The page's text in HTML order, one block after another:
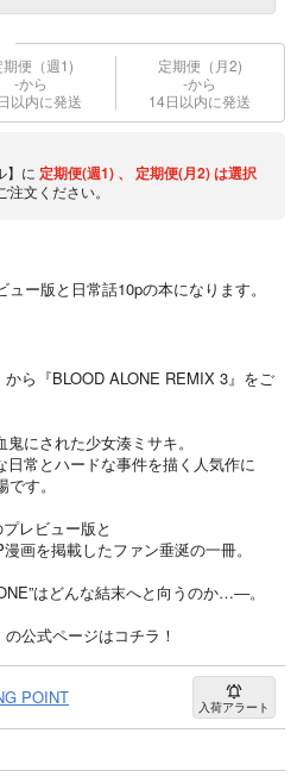
期便（週1)
-から
以内に発送
定期便（月2)
-から
14日以内に発送
】に 定期便(週1) 、 定期便(月2)は選択
文ください。
ュー版と日常話10pの本になります。
ら『BLOOD ALONE REMIX 3』をご
にされた少女湊ミサキ。
常とハードな事件を描く人気作に
す。
レビュー版と
画を掲載したファン垂涎の一冊。
はどんな結末へと向うのか…―。
公式ページはコチラ！
POINT 入荷アラート